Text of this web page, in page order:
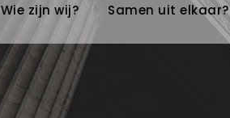
Wie zijn wij? Samen uit elkaar?